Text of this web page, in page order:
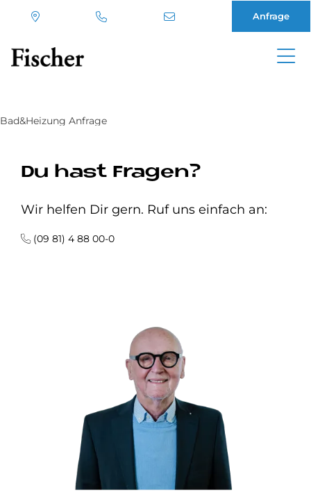
Anfrage
Bad&Heizung Anfrage
Du hast Fragen?
Wir helfen Dir gern. Ruf uns einfach an:
(09 81) 4 88 00-0